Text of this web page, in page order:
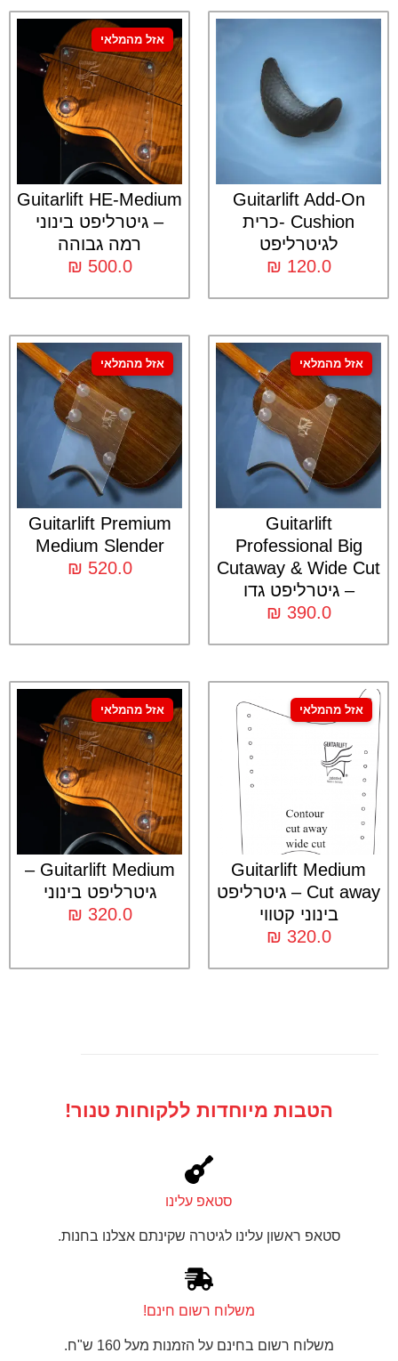
Guitarlift Add-On
Cushion -כרית
לגיטרליפט
₪ 120.0
אזל מהמלאי
Guitarlift HE-Medium
– גיטרליפט בינוני
רמה גבוהה
₪ 500.0
אזל מהמלאי
Guitarlift
Professional Big
Cutaway & Wide Cut
– גיטרליפט גדו
₪ 390.0
אזל מהמלאי
Guitarlift Premium
Medium Slender
₪ 520.0
אזל מהמלאי
Guitarlift Medium
Cut away – גיטרליפט
בינוני קטווי
₪ 320.0
אזל מהמלאי
Guitarlift Medium –
גיטרליפט בינוני
₪ 320.0
הטבות מיוחדות ללקוחות טנור!
סטאפ עלינו
סטאפ ראשון עלינו לגיטרה שקינתם אצלנו בחנות.
משלוח רשום חינם!
משלוח רשום בחינם על הזמנות מעל 160 ש"ח.